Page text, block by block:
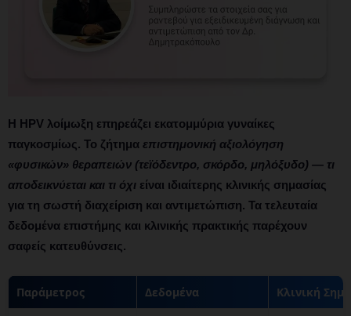
Η HPV λοίμωξη επηρεάζει εκατομμύρια γυναίκες
παγκοσμίως. Το ζήτημα επιστημονική αξιολόγηση
«φυσικών» θεραπειών (τεϊόδεντρο, σκόρδο, μηλόξυδο) — τι
αποδεικνύεται και τι όχι είναι ιδιαίτερης κλινικής σημασίας
για τη σωστή διαχείριση και αντιμετώπιση. Τα τελευταία
δεδομένα επιστήμης και κλινικής πρακτικής παρέχουν
σαφείς κατευθύνσεις.
Παράμετρος Δεδομένα Κλινική